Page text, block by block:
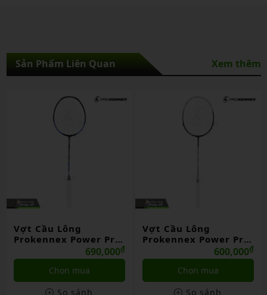
Sản Phẩm Liên Quan Xem thêm
Vợt Cầu Lông
Prokennex Power Pro
600,000₫
Chọn mua
So sánh
Vợt Cầu Lông
Prokennex Power Pro
780,000₫
Liên hệ
So sánh